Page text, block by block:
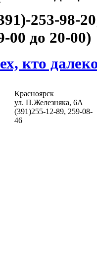
253-98-
00 до 20-00)
кто
Красноярск
ул. П.Железняка, 6А
(391)255-12-89, 259-08-
46